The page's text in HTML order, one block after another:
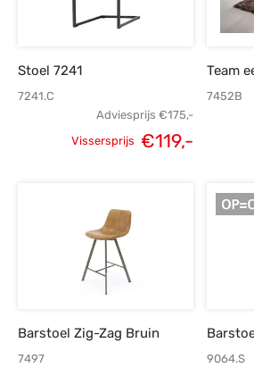
Stoel 7241
7241.C
Adviesprijs €175,-
Oorspronkelijke
Vissersprijs €119,-
Team
7452B
Barstoel Zig-Zag Bruin
7497
9064.S